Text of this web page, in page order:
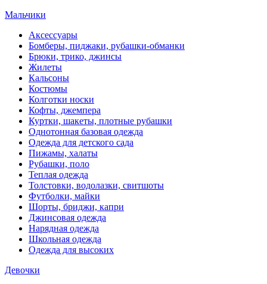
Мальчики
Аксессуары
Бомберы, пиджаки, рубашки-обманки
Брюки, трико, джинсы
Жилеты
Кальсоны
Костюмы
Колготки носки
Кофты, джемпера
Куртки, шакеты, плотные рубашки
Однотонная базовая одежда
Одежда для детского сада
Пижамы, халаты
Рубашки, поло
Теплая одежда
Толстовки, водолазки, свитшоты
Футболки, майки
Шорты, бриджи, капри
Джинсовая одежда
Нарядная одежда
Школьная одежда
Одежда для высоких
Девочки